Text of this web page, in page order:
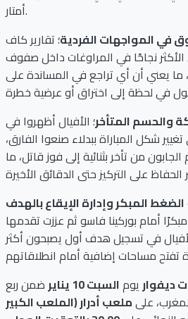
أمتار.
في المواجهات الفردية؛ تقارير كاف
الأكثر نجاحًا في المراوغات داخل صفوف
ما يعني أن أي تراجع في المساندة على
والحسم المتأخر؛ الأفيال أظهروا في
شكل المباراة ببدلاء صنعوا الفارق،
من تأخر بثنائية إلى فوز قاتل، ما
الضغط المبكر وإدارة الإيقاع بالهدف
أمام بوركينا فاسو ثم عززت تقدمها
في تسجيل هدف أول يصبحون أكثر
ديفوار يومالسبت 10 يناير
ضمن ربع
ملعب أدرار (الملعب الكبير